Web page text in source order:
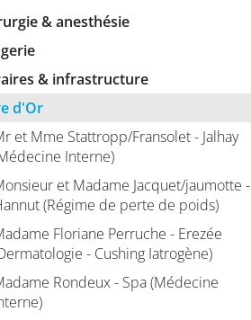
& anesthésie
& infrastructure
d'Or
et Mme Stattropp/Fransolet - Jalhay
Interne)
et Madame Jacquet/jaumotte -
(Régime de perte de poids)
Floriane Perruche - Erezée
- Cushing Iatrogène)
Rondeux - Spa (Médecine